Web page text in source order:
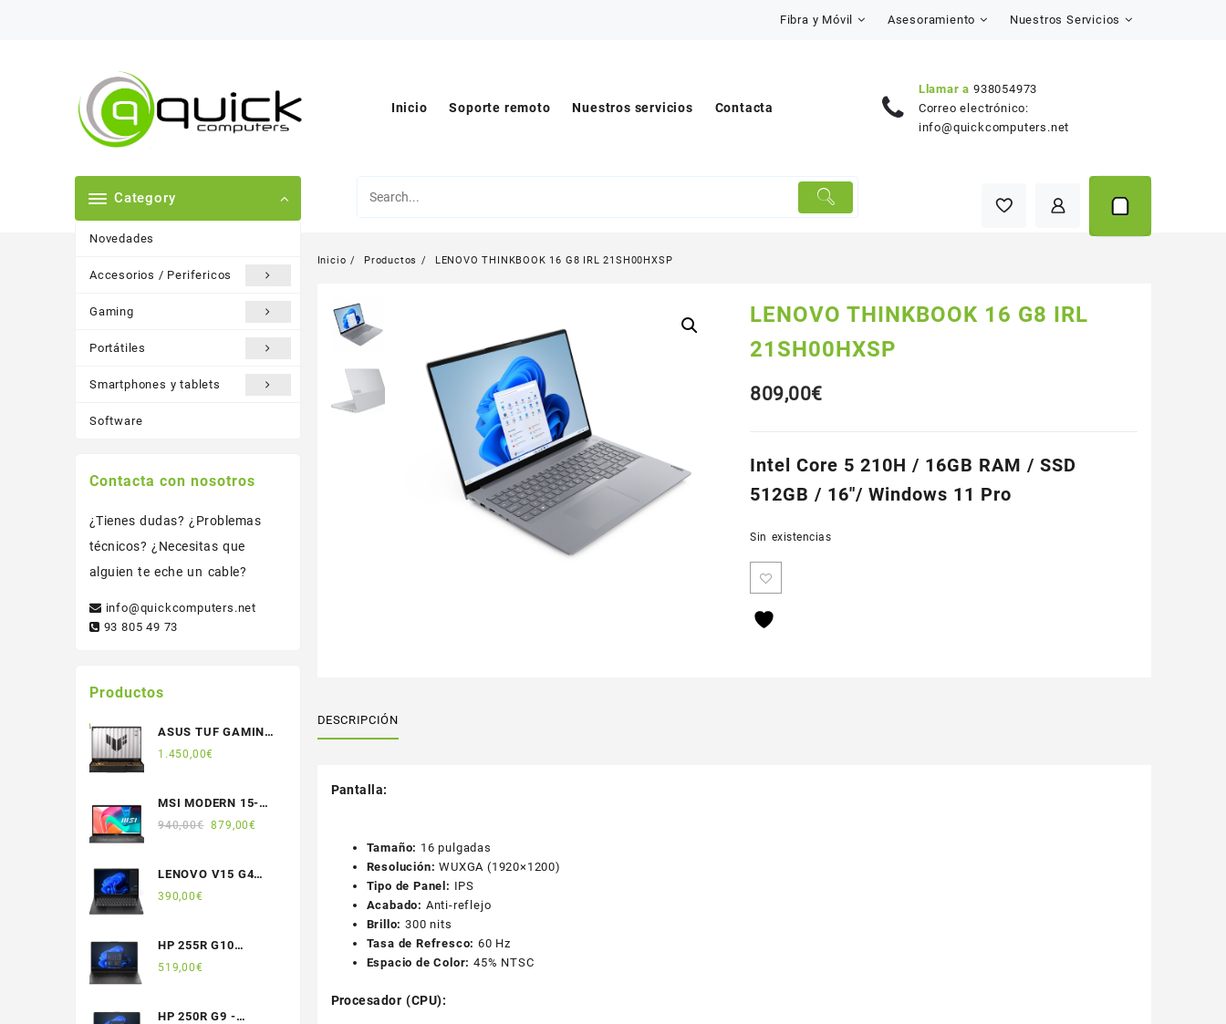
Fibra y Móvil Asesoramiento Nuestros Servicios
Inicio Soporte remoto Nuestros servicios Contacta
Llamar a 938054973
Correo electrónico:
info@quickcomputers.net
Category
Novedades
Accesorios / Perifericos
Gaming
Portátiles
Smartphones y tablets
Software
Inicio Productos LENOVO THINKBOOK 16 G8 IRL 21SH00HXSP
LENOVO THINKBOOK 16 G8 IRL
21SH00HXSP
809,00€
Intel Core 5 210H / 16GB RAM / SSD
512GB / 16″/ Windows 11 Pro
Sin existencias
DESCRIPCIÓN
Pantalla:
Tamaño: 16 pulgadas
Resolución: WUXGA (1920×1200)
Tipo de Panel: IPS
Acabado: Anti-reflejo
Brillo: 300 nits
Tasa de Refresco: 60 Hz
Espacio de Color: 45% NTSC
Procesador (CPU):
Contacta con nosotros
¿Tienes dudas? ¿Problemas
técnicos? ¿Necesitas que
alguien te eche un cable?
info@quickcomputers.net
93 805 49 73
Productos
ASUS TUF GAMING
TUF608JPR-QT031
1.450,00€
MSI MODERN 15-
610ES
940,00€ El
era:
879,00€
es:
LENOVO V15 G4
AMN 82YU0165SP
390,00€
HP 255R G10
C38KFAT
519,00€
HP 250R G9 -